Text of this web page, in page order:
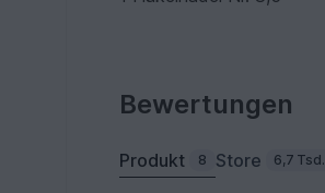
Bewertungen
Produkt 8 Store 6,7 Tsd.